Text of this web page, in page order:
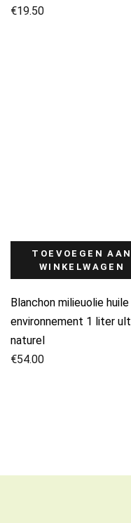
€19.50
TOEVOEGEN AAN
WINKELWAGEN
Blanchon milieuolie huile
environnement 1 liter
naturel
€54.00